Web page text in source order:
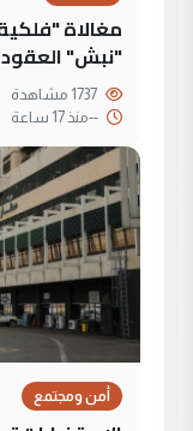
مغالاة
"نبش"
--منذ 17 ساعة
أمن ومجتمع